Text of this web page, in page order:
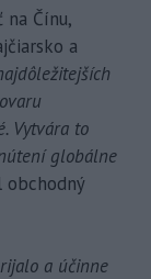
na Čínu,
a
Vytvára to
globálne
obchodný
a účinne